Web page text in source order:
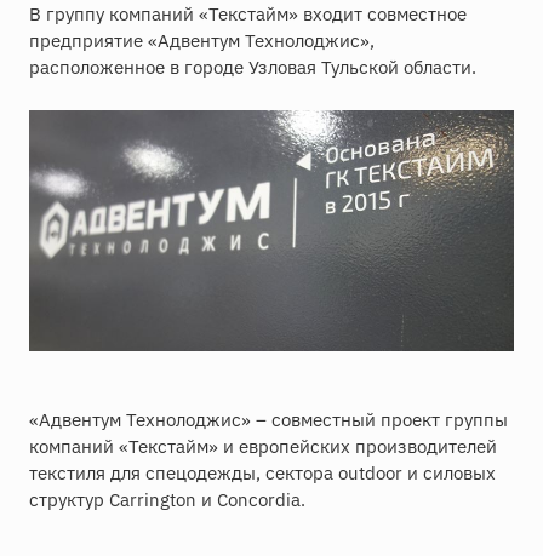
В группу компаний «Текстайм» входит совместное
предприятие «Адвентум Технолоджис»,
расположенное в городе Узловая Тульской области.
«Адвентум Технолоджис» – совместный проект группы
компаний «Текстайм» и европейских производителей
текстиля для спецодежды, сектора outdoor и силовых
структур Carrington и Concordia.